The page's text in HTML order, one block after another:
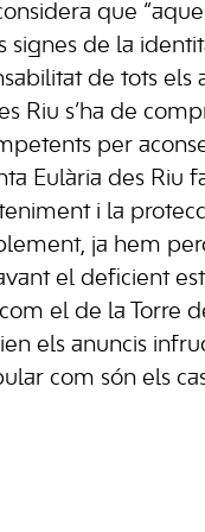
que
signes de la
de tots els
Riu s’ha de
per
Eulària des Riu
i la
ja hem
el deficient
el de la Torre
els anuncis
com són els